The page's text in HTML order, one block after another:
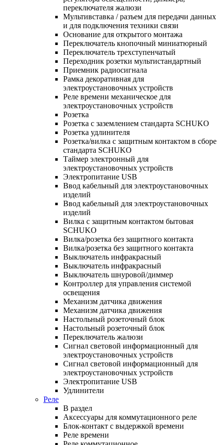
переключателя жалюзи
Мультивставка / разъем для передачи данных
и для подключения техники связи
Основание для открытого монтажа
Переключатель кнопочный миниатюрный
Переключатель трехступенчатый
Переходник розетки мультистандартный
Приемник радиосигнала
Рамка декоративная для
электроустановочных устройств
Реле времени механическое для
электроустановочных устройств
Розетка
Розетка с заземлением стандарта SCHUKO
Розетка удлинителя
Розетка/вилка с защитным контактом в сборе
стандарта SCHUKO
Таймер электронный для
электроустановочных устройств
Электропитание USB
Ввод кабельный для электроустановочных
изделий
Ввод кабельный для электроустановочных
изделий
Вилка с защитным контактом бытовая
SCHUKO
Вилка/розетка без защитного контакта
Вилка/розетка без защитного контакта
Выключатель инфракрасный
Выключатель инфракрасный
Выключатель шнуровой/диммер
Контроллер для управления системой
освещения
Механизм датчика движения
Механизм датчика движения
Настольный розеточный блок
Настольный розеточный блок
Переключатель жалюзи
Сигнал световой информационный для
электроустановочных устройств
Сигнал световой информационный для
электроустановочных устройств
Электропитание USB
Удлинители
Реле
В раздел
Аксессуары для коммутационного реле
Блок-контакт с выдержкой времени
Реле времени